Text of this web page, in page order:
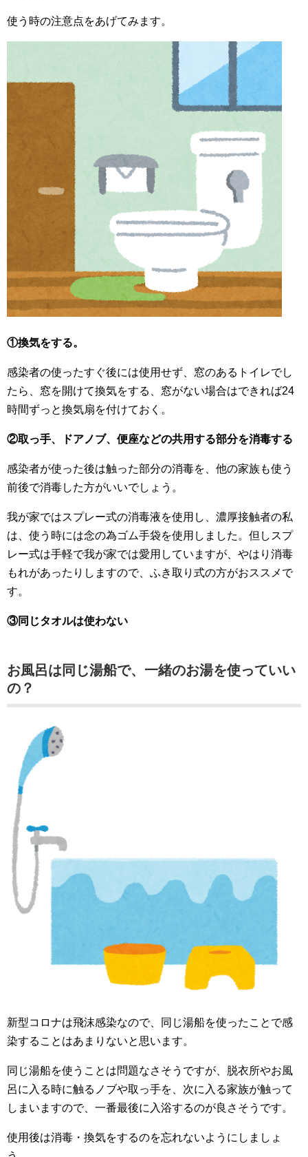
使う時の注意点をあげてみます。
①換気をする。
感染者の使ったすぐ後には使用せず、窓のあるトイレでし
たら、窓を開けて換気をする、窓がない場合はできれば24
時間ずっと換気扇を付けておく。
②取っ手、ドアノブ、便座などの共用する部分を消毒する
感染者が使った後は触った部分の消毒を、他の家族も使う
前後で消毒した方がいいでしょう。
我が家ではスプレー式の消毒液を使用し、濃厚接触者の私
は、使う時には念の為ゴム手袋を使用しました。但しスプ
レー式は手軽で我が家では愛用していますが、やはり消毒
もれがあったりしますので、ふき取り式の方がおススメで
す。
③同じタオルは使わない
お風呂は同じ湯船で、一緒のお湯を使っていい
の？
新型コロナは飛沫感染なので、同じ湯船を使ったことで感
染することはあまりないと思います。
同じ湯船を使うことは問題なさそうですが、脱衣所やお風
呂に入る時に触るノブや取っ手を、次に入る家族が触って
しまいますので、一番最後に入浴するのが良さそうです。
使用後は消毒・換気をするのを忘れないようにしましょ